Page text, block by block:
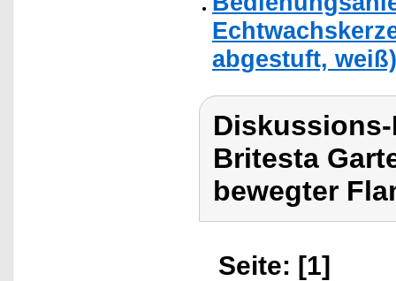
abgestuft, weiß)
Britesta
bewegter
Seite: [1]